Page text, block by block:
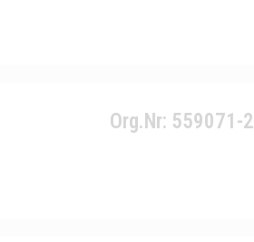
Org.Nr: 559071-